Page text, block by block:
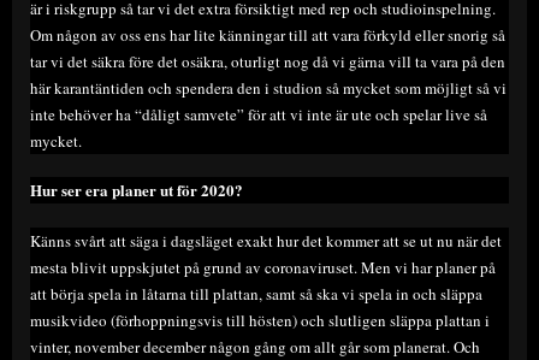
är i riskgrupp så tar vi det extra försiktigt med rep och studioinspelning.
Om någon av oss ens har lite känningar till att vara förkyld eller snorig så
tar vi det säkra före det osäkra, oturligt nog då vi gärna vill ta vara på den
här karantäntiden och spendera den i studion så mycket som möjligt så vi
inte behöver ha “dåligt samvete” för att vi inte är ute och spelar live så
mycket.
Hur ser era planer ut för 2020?
Känns svårt att säga i dagsläget exakt hur det kommer att se ut nu när det
mesta blivit uppskjutet på grund av coronaviruset. Men vi har planer på
att börja spela in låtarna till plattan, samt så ska vi spela in och släppa
musikvideo (förhoppningsvis till hösten) och slutligen släppa plattan i
vinter, november december någon gång om allt går som planerat. Och